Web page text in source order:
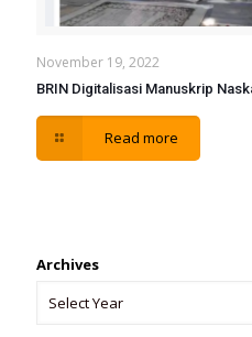
November 19, 2022
BRIN Digitalisasi Manuskrip
Read more
Archives